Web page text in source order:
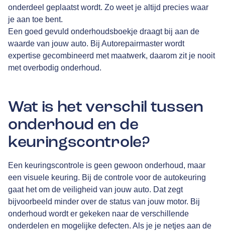
onderdeel geplaatst wordt. Zo weet je altijd precies waar
je aan toe bent.
Een goed gevuld onderhoudsboekje draagt bij aan de
waarde van jouw auto. Bij Autorepairmaster wordt
expertise gecombineerd met maatwerk, daarom zit je nooit
met overbodig onderhoud.
Wat is het verschil tussen
onderhoud en de
keuringscontrole?
Een keuringscontrole is geen gewoon onderhoud, maar
een visuele keuring. Bij de controle voor de autokeuring
gaat het om de veiligheid van jouw auto. Dat zegt
bijvoorbeeld minder over de status van jouw motor. Bij
onderhoud wordt er gekeken naar de verschillende
onderdelen en mogelijke defecten. Als je je netjes aan de